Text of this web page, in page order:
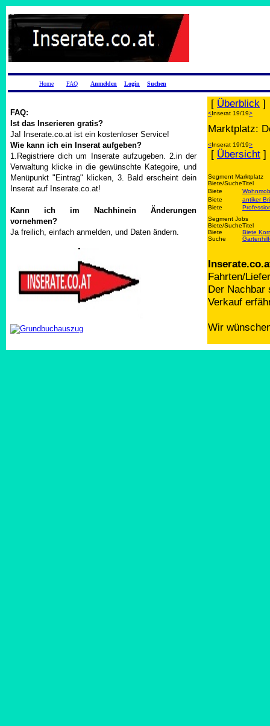
Home FAQ Anmelden Login Suchen
FAQ:
Ist das Inserieren gratis?
Ja! Inserate.co.at ist ein kostenloser Service!
Wie kann ich ein Inserat aufgeben?
1.Registriere dich um Inserate aufzugeben. 2.in der
Verwaltung klicke in die gewünschte Kategoire, und
Menüpunkt "Eintrag" klicken, 3. Bald erscheint dein
Inserat auf Inserate.co.at!
Kann ich im Nachhinein Änderungen
vornehmen?
Ja freilich, einfach anmelden, und Daten ändern.
[ Überblick
<Inserat 19/19>
Marktplatz:
<Inserat 19/19>
[ Übersicht
Segment Marktplatz
Biete/SucheTitel
Biete
Biete
antiker
Biete
Segment Jobs
Biete/SucheTitel
Biete
Biete
Suche
Fahrten/
Der Nachbar
Verkauf
Wir